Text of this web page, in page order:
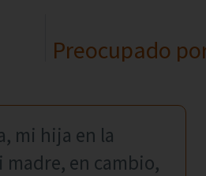
Preocupado
mi hija en la
en cambio,